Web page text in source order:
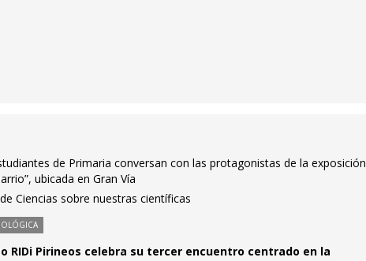
de Primaria conversan con las protagonistas de la exposición
ubicada en Gran Vía
Ciencias sobre nuestras científicas
RIDi Pirineos celebra su tercer encuentro centrado en la